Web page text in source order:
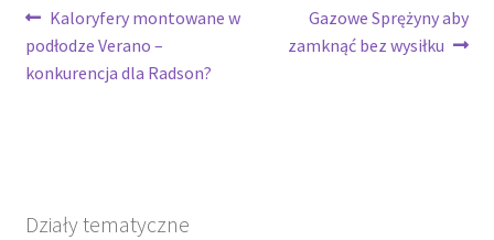
Nawigacja
wpisu
Poprzedni
wpis:
Kaloryfery montowane w
podłodze Verano –
konkurencja dla Radson?
Następny
wpis:
Gazowe Sprężyny aby
zamknąć bez wysiłku
Działy tematyczne